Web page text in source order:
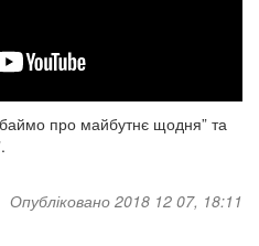
про майбутнє щодня” та
Опубліковано 2018 12 07, 18:11